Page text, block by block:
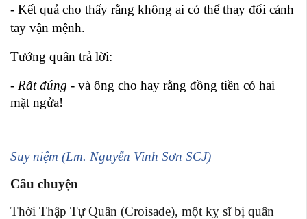
- Kết quả cho thấy rằng không ai có thể thay đổi cánh
tay vận mệnh.
Tướng quân trả lời:
- Rất đúng - và ông cho hay rằng đồng tiền có hai
mặt ngửa!
Suy niệm (Lm. Nguyễn Vinh Sơn SCJ)
Câu chuyện
Thời Thập Tự Quân (Croisade), một kỵ sĩ bị quân